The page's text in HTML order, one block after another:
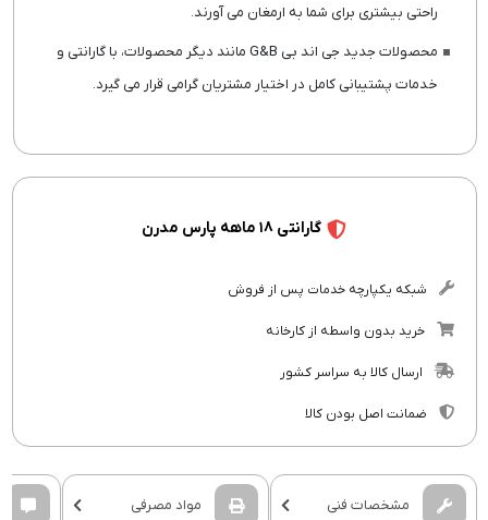
راحتی بیشتری برای شما به ارمغان می آورند.
محصولات جدید جی اند بی G&B مانند دیگر محصولات، با گارانتی و
خدمات پشتیبانی کامل در اختیار مشتریان گرامی قرار می گیرد.
گارانتی ۱۸ ماهه پارس مدرن
شبکه یکپارچه خدمات پس از فروش
خرید بدون واسطه از کارخانه
ارسال کالا به سراسر کشور
ضمانت اصل بودن کالا
مشخصات فنی مواد مصرفی